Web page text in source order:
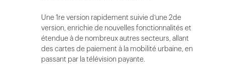
Une 1re version rapidement suivie d’une 2de
version, enrichie de nouvelles fonctionnalités et
étendue à de nombreux autres secteurs, allant
des cartes de paiement à la mobilité urbaine, en
passant par la télévision payante.